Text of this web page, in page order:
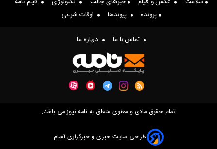
پرونده
پیوندها اوقات شرعی
تماس با ما درباره ما
تمام حقوق مادی و معنوی متعلق به نامه نیوز می باشد.
طراحی سایت خبری و خبرگزاری آسام